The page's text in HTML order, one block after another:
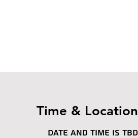
Time & Location
Date and time is TBD